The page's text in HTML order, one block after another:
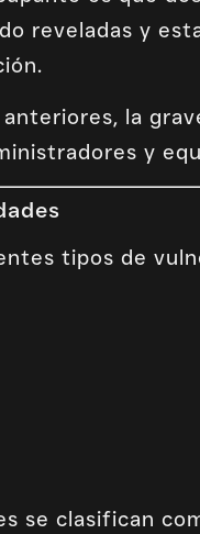
reveladas y
la
y
tipos de
se clasifican